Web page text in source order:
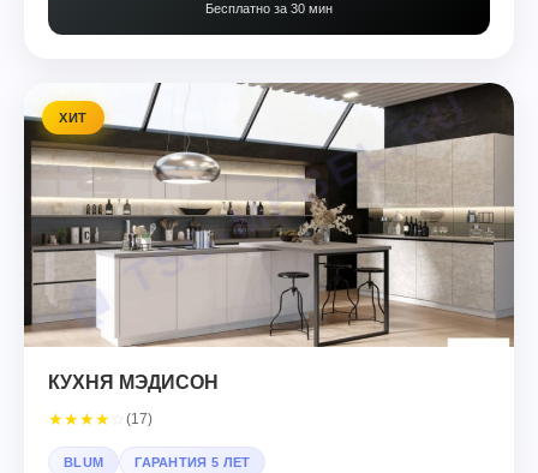
Бесплатно за 30 мин
ХИТ
КУХНЯ МЭДИСОН
★★★★ (17)
BLUM ГАРАНТИЯ 5 ЛЕТ